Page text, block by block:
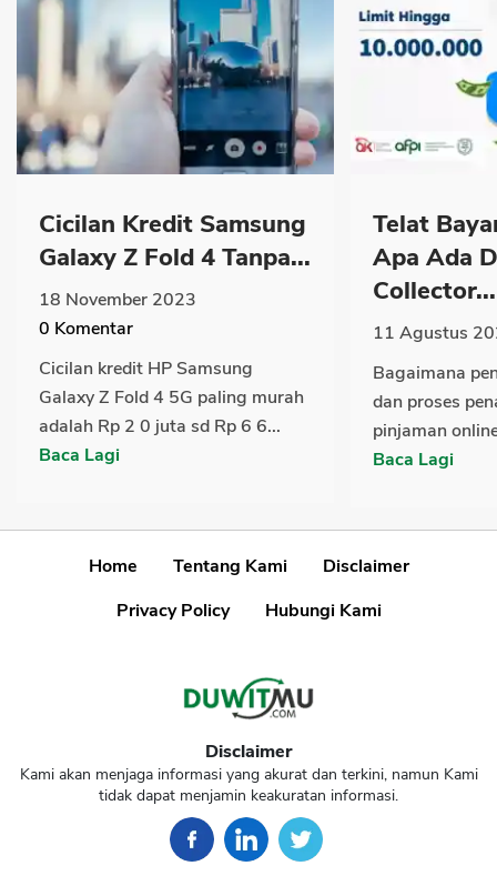
Cicilan Kredit Samsung
Galaxy Z Fold 4 Tanpa...
18 November 2023
0 Komentar
Cicilan kredit HP Samsung
Galaxy Z Fold 4 5G paling murah
adalah Rp 2 0 juta sd Rp 6 6...
Baca Lagi
Telat
Apa Ada
Collector...
11 Agustus
Bagaimana
dan proses
pinjaman
Baca Lagi
Home Tentang Kami
Disclaimer
Privacy Policy
Hubungi Kami
Disclaimer
Kami akan menjaga informasi yang akurat dan terkini, namun Kami
tidak dapat menjamin keakuratan informasi.